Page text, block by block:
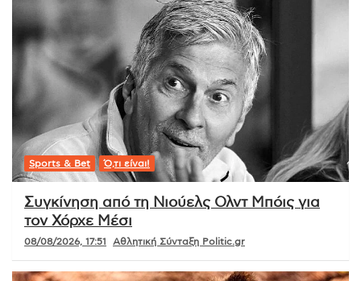
Sports & Bet Ό,τι είναι!
Συγκίνηση από τη Νιούελς Ολντ Μπόις για
τον Χόρχε Μέσι
08/08/2026, 17:51 Αθλητική Σύνταξη Politic.gr